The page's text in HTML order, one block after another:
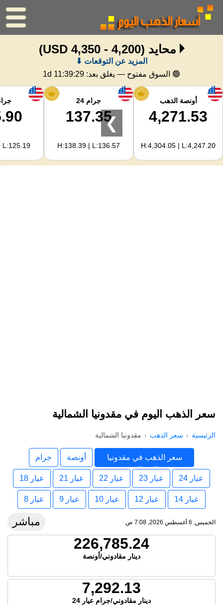
الرئيسية
سعر الذهب
اسعار الفضه
حاسبة الذهب
لمشرفي المواقع
محايد (4,200 - 4,350 USD)
المزيد عن التوقعات ⬇
🟢 السوق مفتوح — يغلق بعد: 1d 11:39:29
أونصة الذهب
4,271.53
H:4,304.05 | L:4,247.20
جرام 24
137.35
H:138.39 | L:136.57
L:125.19
❯
سعر الذهب اليوم في مقدونيا الشمالية
الرئيسية سعر الذهب مقدونيا الشمالية
سعر الذهب في مقدونيا
الشمالية
أونصة جرام
عيار 24 عيار 23 عيار 22 عيار 21 عيار 18
عيار 14 عيار 12 عيار 10 عيار 9 عيار 8
الخميس, 6 أغسطس 2026, 7:08 ص مباشر
226,785.24
دينار مقادوني/أونصة
7,292.13
دينار مقادوني/جرام عيار 24